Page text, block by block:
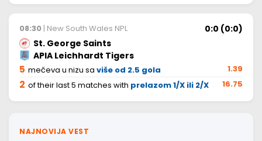
08:30 | New South Wales NPL
0:0 (0:0)
St. George Saints
APIA Leichhardt Tigers
5 mečeva u nizu sa više od 2.5 gola 1.39
2 of their last 5 matches with prelazom 1/X ili 2/X 16.75
NAJNOVIJA VEST